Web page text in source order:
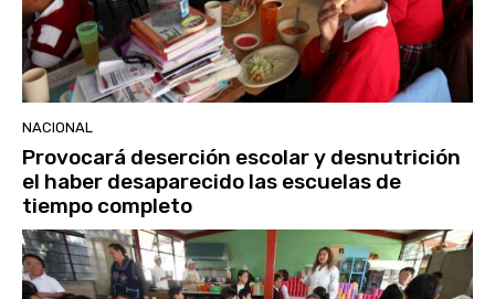
NACIONAL
Provocará deserción escolar y desnutrición
el haber desaparecido las escuelas de
tiempo completo